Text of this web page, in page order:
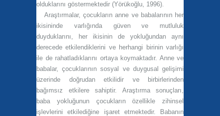
olduklarını göstermektedir (Yörükoğlu, 1996).
Araştırmalar, çocukların anne ve babalarının her
ikisininde varlığında güven ve mutluluk
duyduklarını, her ikisinin de yokluğundan aynı
derecede etkilendiklerini ve herhangi birinin varlığı
ile de rahatladıklarını ortaya koymaktadır. Anne ve
babalar, çocuklarının sosyal ve duygusal gelişimi
üzerinde doğrudan etkilidir ve birbirlerinden
bağımsız etkilere sahiptir. Araştırma sonuçları,
baba yokluğunun çocukların özellikle zihinsel
işlevlerini etkilediğine işaret etmektedir. Babanın